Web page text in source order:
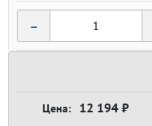
-
12 194 ₽